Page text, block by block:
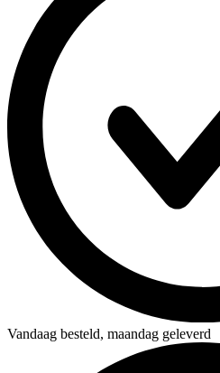
Vandaag besteld, maandag geleverd